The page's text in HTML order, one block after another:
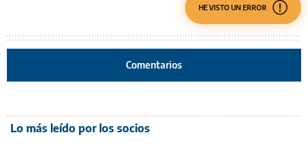
HE VISTO UN ERROR
Comentarios
Lo más leído por los socios